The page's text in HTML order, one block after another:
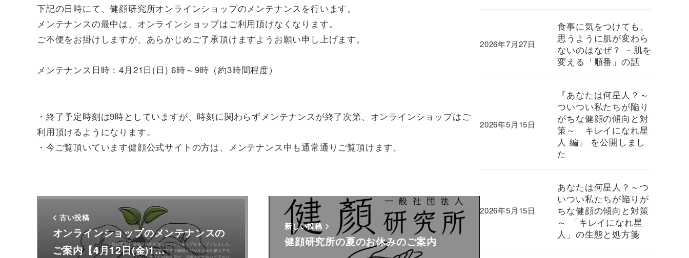
下記の日時にて、健顔研究所オンラインショップのメンテナンスを行います。
メンテナンスの最中は、オンラインショップはご利用頂けなくなります。
ご不便をお掛けしますが、あらかじめご了承頂けますようお願い申し上げます。
メンテナンス日時：4月21日(日) 6時～9時（約3時間程度）
・終了予定時刻は9時としていますが、時刻に関わらずメンテナンスが終了次第、オンラインショップはご
利用頂けるようになります。
・今ご覧頂いています健顔公式サイトの方は、メンテナンス中も通常通りご覧頂けます。
古い投稿
オンラインショップのメンテナンスの
ご案内【4月12日(金)1…
新しい投稿
健顔研究所の夏のお休みのご案内
食事に気をつけても、
思うように肌が変わら
ないのはなぜ？ －肌を
変える「順番」の話
2026年7月27日
『あなたは何星人？～
ついつい私たちが陥り
がちな健顔の傾向と対
策～ キレイになれ星
人 編』 を公開しまし
た
2026年5月15日
あなたは何星人？～つ
いつい私たちが陥りが
ちな健顔の傾向と対策
～ 「キレイになれ星
人」の生態と処方箋
2026年5月15日